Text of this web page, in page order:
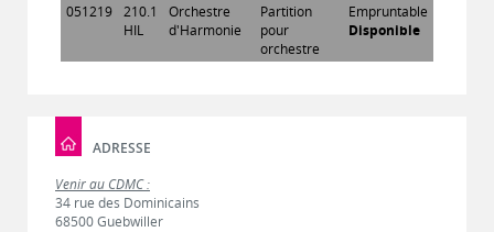
051219 210.1
HIL
Orchestre
d'Harmonie
Partition
pour
orchestre
Empruntable
Disponible
ADRESSE
Venir au CDMC :
34 rue des Dominicains
68500 Guebwiller